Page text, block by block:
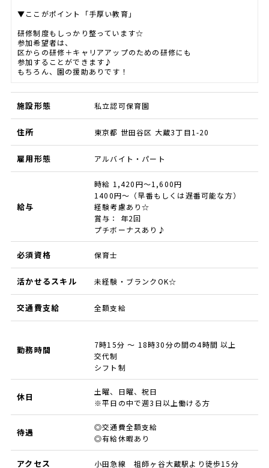
▼ここがポイント「手厚い教育」
研修制度もしっかり整っています☆
参加希望者は、
区からの研修＋キャリアアップのための研修にも
参加することができます♪
もちろん、園の援助ありです！
施設形態 私立認可保育園
住所 東京都 世田谷区 大蔵3丁目1-20
雇用形態 アルバイト・パート
給与
時給 1,420円～1,600円
1400円～（早番もしくは遅番可能な方）
経験考慮あり☆
賞与： 年2回
プチボーナスあり♪
必須資格 保育士
活かせるスキル 未経験・ブランクOK☆
交通費支給 全額支給
勤務時間
7時15分 ～ 18時30分の間の4時間 以上
交代制
シフト制
休日
土曜、日曜、祝日
※平日の中で週3日以上働ける方
待遇
◎交通費全額支給
◎有給休暇あり
アクセス 小田急線 祖師ヶ谷大蔵駅より徒歩15分